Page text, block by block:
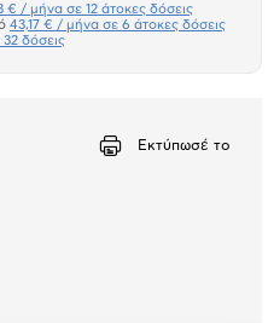
κάρτα
€ / μήνα σε 12 άτοκες δόσεις
43,17 € / μήνα σε 6 άτοκες δόσεις
δόσεις
Εκτύπωσέ το